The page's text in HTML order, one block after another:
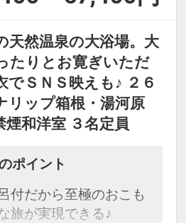
天然温泉の大浴場。大
たりとお寛ぎいただ
でＳＮＳ映えも♪ ２６
リップ箱根・湯河原
煙和洋室 ３名定員
ポイント
付だから至極のおこも
旅が実現できる♪